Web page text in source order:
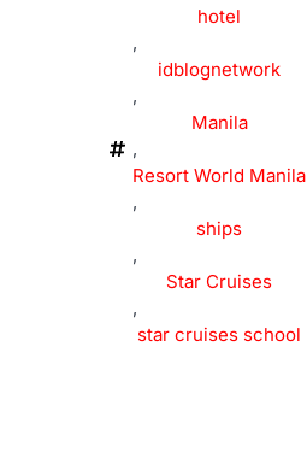
hotel
,
idblognetwork
,
Manila
,
Resort World Manila
,
ships
,
Star Cruises
,
star cruises school